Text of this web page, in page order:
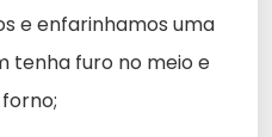
e enfarinhamos uma
tenha furo no meio e